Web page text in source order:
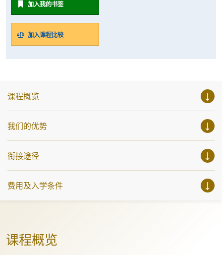
加入我的书签
加入课程比较
课程概览
我们的优势
衔接途径
费用及入学条件
课程概览